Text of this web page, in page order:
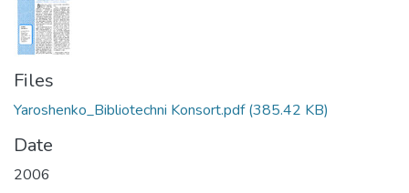
Files
Yaroshenko_Bibliotechni Konsort.pdf(385.42 KB)
Date
2006